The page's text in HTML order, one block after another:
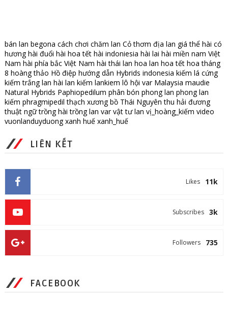
bán lan begona cách chơi chăm lan Cỏ thơm địa lan giá thể hài có
hươnghài đuổi hài hoa tết hài indoniesia hài lai hài miền nam Việt
Nam hài phía bắc Việt Nam hài thái lan hoa lan hoa tết hoa tháng
8 hoàng thảo Hồ điệp hướng dẫn Hybrids indonesia kiếm lá cứng
kiếm trắnglan hài lan kiếm lankiem lô hội var Malaysia maudie
Natural Hybrids Paphiopedilum phân bón phong lan phong lan
kiếm phragmipedilthạch xương bồ Thái Nguyênthu hải đương
thuật ngữtrồng hàitrồng lan varvật tư lan vị_hoàng_kiếm video
vuonlanduyduongxanh huế xanh_huế
LIÊN KẾT
11k
Likes
3k
Subscribes
735
Followers
FACEBOOK